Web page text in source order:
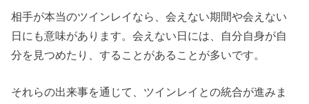
相手が本当のツインレイなら、会えない期間や会えない
日にも意味があります。会えない日には、自分自身が自
分を見つめたり、することがあることが多いです。
それらの出来事を通じて、ツインレイとの統合が進みま